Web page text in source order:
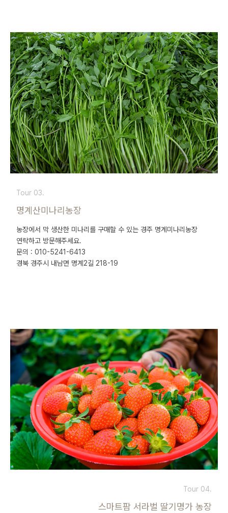
Tour 03.
명계산미나리농장
농장에서 막 생산한 미나리를 구매할 수 있는 경주 명계미나리농장
연락하고 방문해주세요.
문의 : 010-5241-6413
경북 경주시 내남면 명계2길 218-19
Tour 04.
스마트팜 서라벌 딸기명가 농장